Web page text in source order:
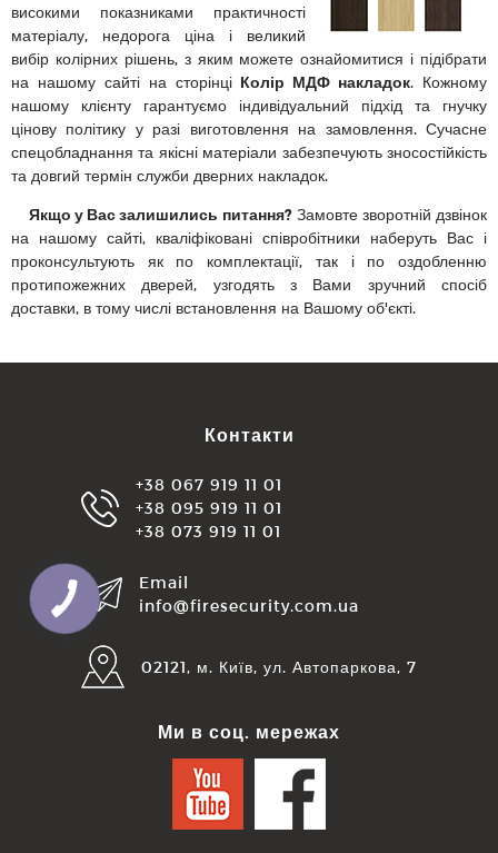
високими показниками практичності
матеріалу, недорога ціна і великий
вибір колірних рішень, з яким можете ознайомитися і підібрати
на нашому сайті на сторінці Колір МДФ накладок. Кожному
нашому клієнту гарантуємо індивідуальний підхід та гнучку
цінову політику у разі виготовлення на замовлення. Сучасне
спецобладнання та якісні матеріали забезпечують зносостійкість
та довгий термін служби дверних накладок.
Якщо у Вас залишились питання?Замовте зворотній дзвінок
на нашому сайті, кваліфіковані співробітники наберуть Вас і
проконсультують як по комплектації, так і по оздобленню
протипожежних дверей, узгодять з Вами зручний спосіб
доставки, в тому числі встановлення на Вашому об'єкті.
Контакти
+38 067 919 11 01
+38 095 919 11 01
+38 073 919 11 01
Email
info@firesecurity.com.ua
02121, м. Київ, ул. Автопаркова, 7
Ми в соц. мережах